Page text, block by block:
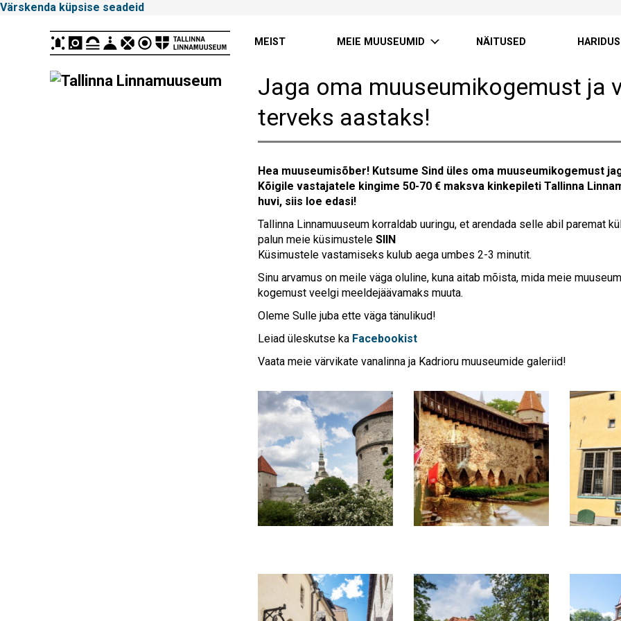
Värskenda küpsise seadeid
MEIST MEIE MUUSEUMID NÄITUSED HARIDUS
Jaga oma muuseumikogemust ja
terveks aastaks!
Hea muuseumisõber! Kutsume Sind üles oma muuseumikogemust
Kõigile vastajatele kingime 50-70 € maksva kinkepileti Tallinna
huvi, siis loe edasi!
Tallinna Linnamuuseum korraldab uuringu, et arendada selle abil paremat
palun meie küsimustele SIIN
Küsimustele vastamiseks kulub aega umbes 2-3 minutit.
Sinu arvamus on meile väga oluline, kuna aitab mõista, mida meie
kogemust veelgi meeldejäävamaks muuta.
Oleme Sulle juba ette väga tänulikud!
Leiad üleskutse ka Facebookist
Vaata meie värvikate vanalinna ja Kadrioru muuseumide galeriid!